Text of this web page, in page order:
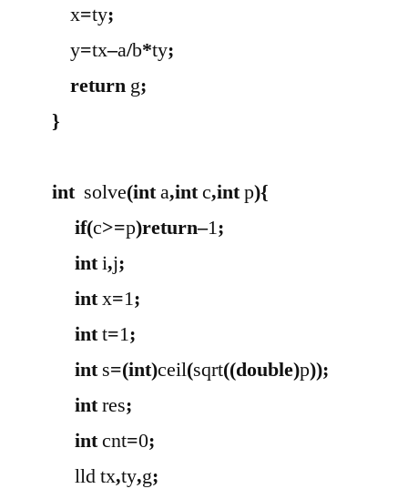
x=ty;
y=tx–a/b*ty;
return g;
}
intsolve(inta,intc,intp){
if(c>=p)return–1;
inti,j;
intx=1;
intt=1;
ints=(int)ceil(sqrt((double)p));
intres;
intcnt=0;
lld tx,ty,g;